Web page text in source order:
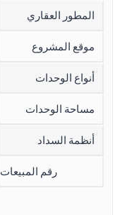
المطور العقاري
موقع المشروع
أنواع الوحدات
مساحة الوحدات
أنظمة السداد
رقم المبيعات